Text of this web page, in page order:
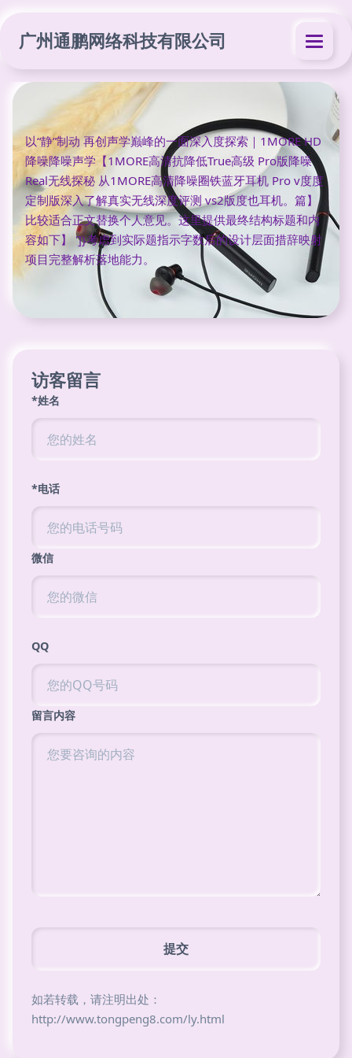
广州通鹏网络科技有限公司
以“静”制动 再创声学巅峰的一面深入度探索｜1MORE HD
降噪降噪声学【1MORE高清抗降低True高级 Pro版降噪
Real无线探秘 从1MORE高清降噪圈铁蓝牙耳机 Pro v度度
定制版深入了解真实无线深度评测 vs2版度也耳机。篇】
比较适合正文替换个人意见。这里提供最终结构标题和内
容如下】 ']}考虑到实际题指示字数后的设计层面措辞映射
项目完整解析落地能力。
访客留言
*姓名
*电话
微信
QQ
留言内容
如若转载，请注明出处：
http://www.tongpeng8.com/ly.html